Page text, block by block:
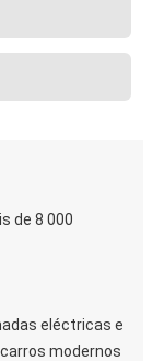
de 8 000
eléctricas e
modernos